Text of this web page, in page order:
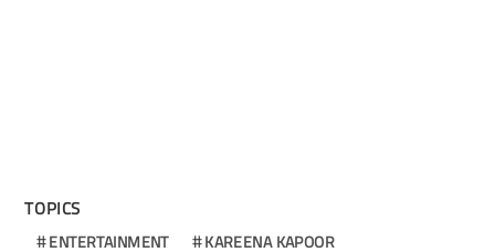
TOPICS
ENTERTAINMENT KAREENA KAPOOR